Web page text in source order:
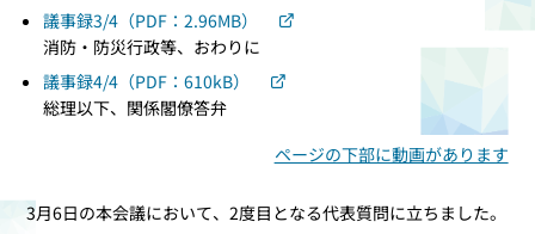
議事録3/4（PDF：2.96MB）
消防・防災行政等、おわりに
議事録4/4（PDF：610kB）
総理以下、関係閣僚答弁
ページの下部に動画があります
3月6日の本会議において、2度目となる代表質問に立ちました。